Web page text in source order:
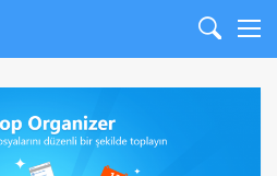
Search